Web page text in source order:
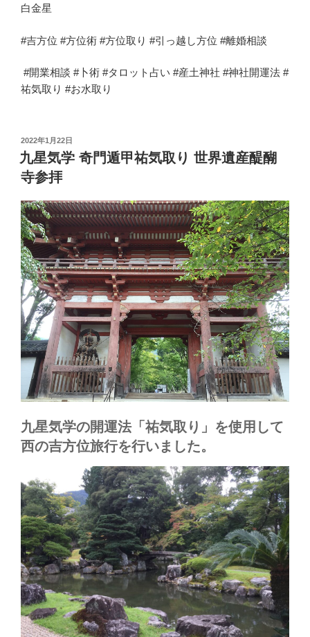
白金星
#吉方位 #方位術 #方位取り #引っ越し方位 #離婚相談
#開業相談 #卜術 #タロット占い #産土神社 #神社開運法 #
祐気取り #お水取り
投
稿
日:
2022年1月22日
九星気学 奇門遁甲祐気取り 世界遺産醍醐
寺参拝
九星気学の開運法「祐気取り」を使用して
西の吉方位旅行を行いました。